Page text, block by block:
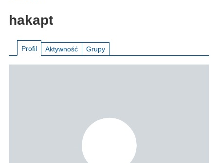
hakapt
Profil Aktywność Grupy